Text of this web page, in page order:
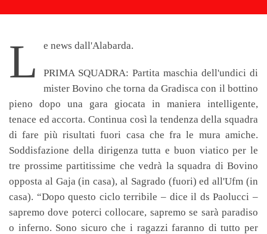
L e news dall'Alabarda.
PRIMA SQUADRA: Partita maschia dell'undici di
mister Bovino che torna da Gradisca con il bottino
pieno dopo una gara giocata in maniera intelligente,
tenace ed accorta. Continua così la tendenza della squadra
di fare più risultati fuori casa che fra le mura amiche.
Soddisfazione della dirigenza tutta e buon viatico per le
tre prossime partitissime che vedrà la squadra di Bovino
opposta al Gaja (in casa), al Sagrado (fuori) ed all'Ufm (in
casa). “Dopo questo ciclo terribile – dice il ds Paolucci –
sapremo dove poterci collocare, sapremo se sarà paradiso
o inferno. Sono sicuro che i ragazzi faranno di tutto per